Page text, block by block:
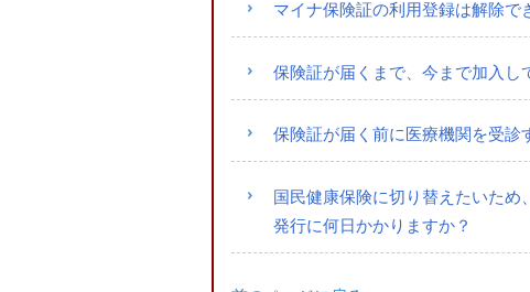
マイナ保険証の利用登録は解除で
保険証が届くまで、今まで加入し
保険証が届く前に医療機関を受診
国民健康保険に切り替えたいため
発行に何日かかりますか？